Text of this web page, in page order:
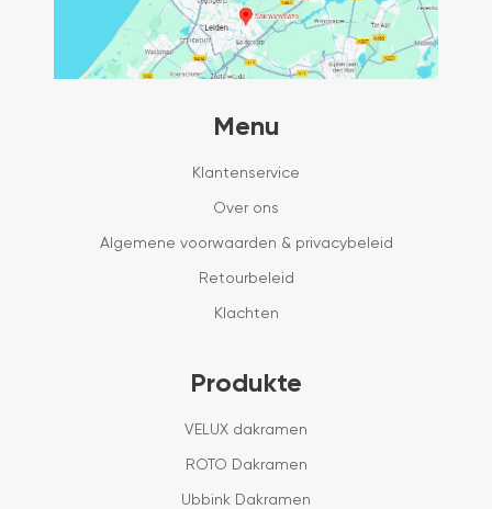
Menu
Klantenservice
Over ons
Algemene voorwaarden & privacybeleid
Retourbeleid
Klachten
Produkte
VELUX dakramen
ROTO Dakramen
Ubbink Dakramen